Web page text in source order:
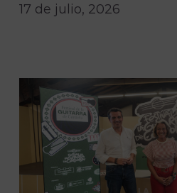
17 de julio, 2026